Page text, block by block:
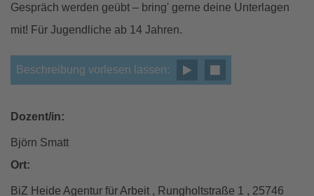
Gespräch werden geübt – bring' gerne deine Unterlagen
mit! Für Jugendliche ab 14 Jahren.
Beschreibung vorlesen lassen:
Dozent/in:
Björn Smatt
Ort:
BiZ Heide Agentur für Arbeit , Rungholtstraße 1 , 25746